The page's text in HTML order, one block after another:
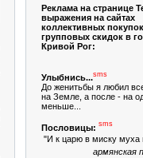
Реклама на странице
выражения на сайтах
коллективных
групповых скидок в
Кривой Рог:
Улыбнись...sms
До женитьбы я любил
на Земле, а после - на
меньше...
Пословицы: sms
"И к царю в миску муха
армянская